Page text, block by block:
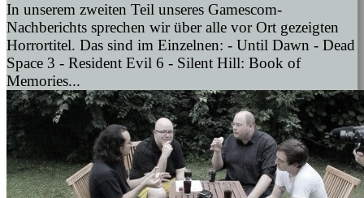
In unserem zweiten Teil unseres Gamescom-
Nachberichts sprechen wir über alle vor Ort gezeigten
Horrortitel. Das sind im Einzelnen: - Until Dawn - Dead
Space 3 - Resident Evil 6 - Silent Hill: Book of
Memories...